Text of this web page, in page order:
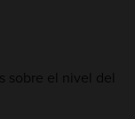
sobre el nivel del